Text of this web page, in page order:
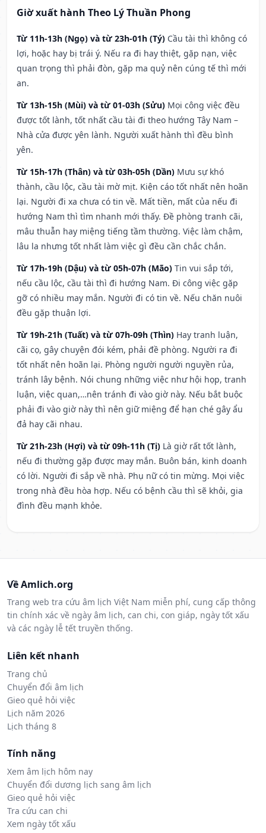
Giờ xuất hành Theo Lý Thuần Phong
Từ 11h-13h (Ngọ) và từ 23h-01h (Tý) Cầu tài thì không có
lợi, hoặc hay bị trái ý. Nếu ra đi hay thiệt, gặp nạn, việc
quan trọng thì phải đòn, gặp ma quỷ nên cúng tế thì mới
an.
Từ 13h-15h (Mùi) và từ 01-03h (Sửu) Mọi công việc đều
được tốt lành, tốt nhất cầu tài đi theo hướng Tây Nam –
Nhà cửa được yên lành. Người xuất hành thì đều bình
yên.
Từ 15h-17h (Thân) và từ 03h-05h (Dần) Mưu sự khó
thành, cầu lộc, cầu tài mờ mịt. Kiện cáo tốt nhất nên hoãn
lại. Người đi xa chưa có tin về. Mất tiền, mất của nếu đi
hướng Nam thì tìm nhanh mới thấy. Đề phòng tranh cãi,
mâu thuẫn hay miệng tiếng tầm thường. Việc làm chậm,
lâu la nhưng tốt nhất làm việc gì đều cần chắc chắn.
Từ 17h-19h (Dậu) và từ 05h-07h (Mão) Tin vui sắp tới,
nếu cầu lộc, cầu tài thì đi hướng Nam. Đi công việc gặp
gỡ có nhiều may mắn. Người đi có tin về. Nếu chăn nuôi
đều gặp thuận lợi.
Từ 19h-21h (Tuất) và từ 07h-09h (Thìn) Hay tranh luận,
cãi cọ, gây chuyện đói kém, phải đề phòng. Người ra đi
tốt nhất nên hoãn lại. Phòng người người nguyền rủa,
tránh lây bệnh. Nói chung những việc như hội họp, tranh
luận, việc quan,…nên tránh đi vào giờ này. Nếu bắt buộc
phải đi vào giờ này thì nên giữ miệng để hạn ché gây ẩu
đả hay cãi nhau.
Từ 21h-23h (Hợi) và từ 09h-11h (Tị) Là giờ rất tốt lành,
nếu đi thường gặp được may mắn. Buôn bán, kinh doanh
có lời. Người đi sắp về nhà. Phụ nữ có tin mừng. Mọi việc
trong nhà đều hòa hợp. Nếu có bệnh cầu thì sẽ khỏi, gia
đình đều mạnh khỏe.
Về Amlich.org
Trang web tra cứu âm lịch Việt Nam miễn phí, cung cấp thông
tin chính xác về ngày âm lịch, can chi, con giáp, ngày tốt xấu
và các ngày lễ tết truyền thống.
Liên kết nhanh
Trang chủ
Chuyển đổi âm lịch
Gieo quẻ hỏi việc
Lịch năm 2026
Lịch tháng 8
Tính năng
Xem âm lịch hôm nay
Chuyển đổi dương lịch sang âm lịch
Gieo quẻ hỏi việc
Tra cứu can chi
Xem ngày tốt xấu